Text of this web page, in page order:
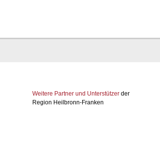
Weitere Partner und Unterstützerder
Region Heilbronn-Franken